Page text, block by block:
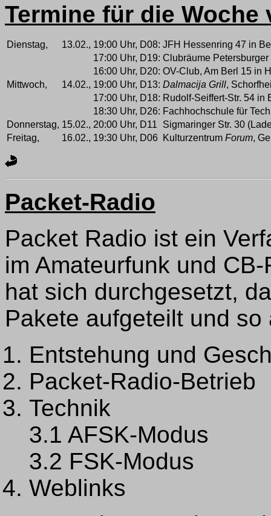
Termine für die Woche
Dienstag, 13.02., 19:00 Uhr, D08: JFH Hessenring 47 in
17:00 Uhr, D19: Clubräume
16:00 Uhr, D20: OV-Club, Am Berl 15 in
Mittwoch,
14.02., 19:00 Uhr, D13: Dalmacija Grill,
17:00 Uhr, D18: Rudolf-Seiffert-Str. 54 in
18:30 Uhr, D26: Fachhochschule für
Donnerstag, 15.02., 20:00 Uhr, D11
Sigmaringer Str. 30
Freitag,
16.02., 19:30 Uhr, D06 Kulturzentrum Forum,
Packet-Radio
Packet Radio ist ein
im Amateurfunk und
hat sich durchgesetzt,
Pakete aufgeteilt und
Entstehung und
Packet-Radio-Betrieb
Technik
3.1 AFSK-Modus
3.2 FSK-Modus
Weblinks